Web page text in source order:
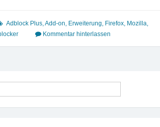
Adblock Plus,Add-on, Erweiterung, Firefox, Mozilla,
Kommentar hinterlassen